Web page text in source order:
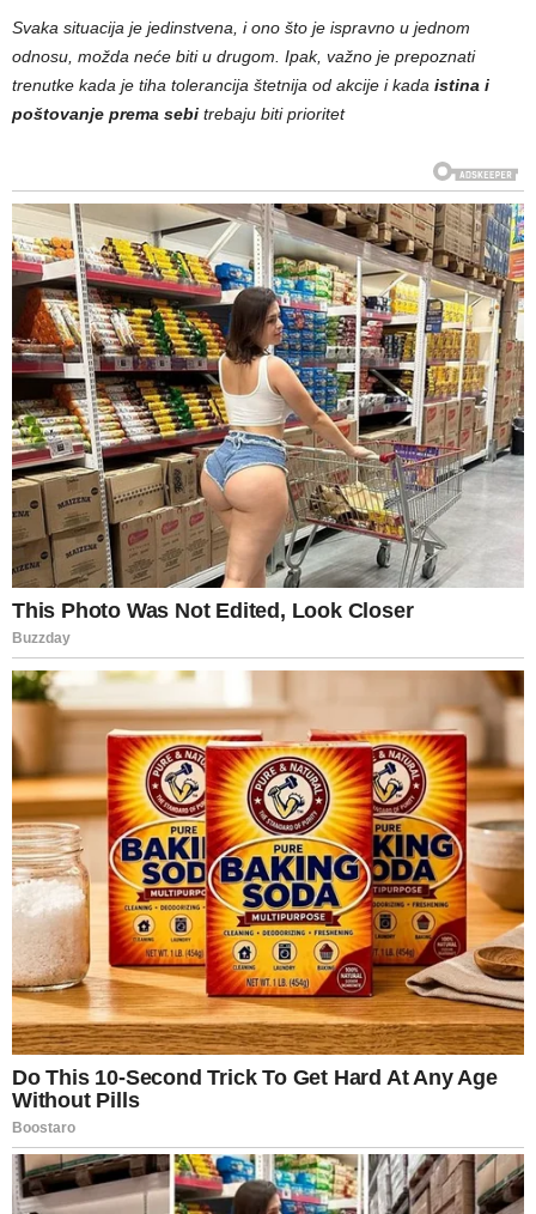
Svaka situacija je jedinstvena, i ono što je ispravno u jednom
odnosu, možda neće biti u drugom. Ipak, važno je prepoznati
trenutke kada je tiha tolerancija štetnija od akcije i kada istina i
poštovanje prema sebi trebaju biti prioritet